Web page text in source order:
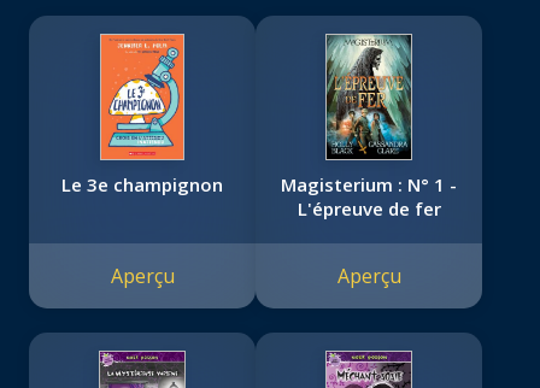
Le 3e champignon
Aperçu
Magisterium : N° 1 -
L'épreuve de fer
Aperçu